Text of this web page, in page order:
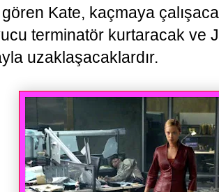
Kate, kaçmaya
terminatör kurtaracak ve
uzaklaşacaklardır.